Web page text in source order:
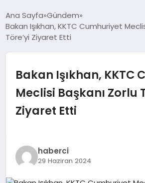
ANA SAYFA
GÜNDEM
İZMIR HABERLERI
EKONOMI
Ana Sayfa Gündem
Bakan Işıkhan, KKTC Cumhuriyet
Töre’yi Ziyaret Etti
Bakan Işıkhan, KKTC
Meclisi Başkanı Zorlu
Ziyaret Etti
haberci
29 Haziran 2024